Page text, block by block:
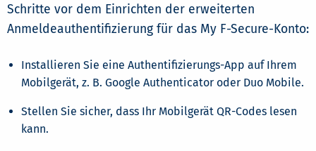
Schritte vor dem Einrichten der erweiterten
Anmeldeauthentifizierung für das My F-Secure-Konto:
Installieren Sie eine Authentifizierungs-App auf Ihrem
Mobilgerät, z. B. Google Authenticator oder Duo Mobile.
Stellen Sie sicher, dass Ihr Mobilgerät QR-Codes lesen
kann.